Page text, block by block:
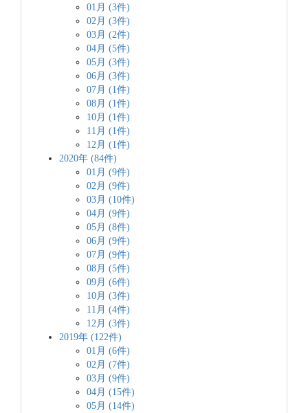
01月 (3件)
02月 (3件)
03月 (2件)
04月 (5件)
05月 (3件)
06月 (3件)
07月 (1件)
08月 (1件)
10月 (1件)
11月 (1件)
12月 (1件)
2020年 (84件)
01月 (9件)
02月 (9件)
03月 (10件)
04月 (9件)
05月 (8件)
06月 (9件)
07月 (9件)
08月 (5件)
09月 (6件)
10月 (3件)
11月 (4件)
12月 (3件)
2019年 (122件)
01月 (6件)
02月 (7件)
03月 (9件)
04月 (15件)
05月 (14件)